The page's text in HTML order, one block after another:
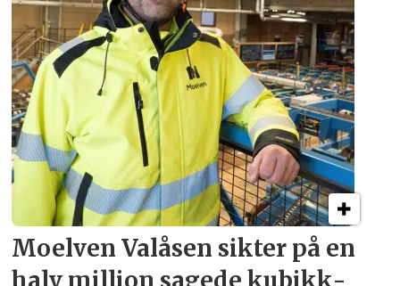
Moelven Valåsen sikter på en